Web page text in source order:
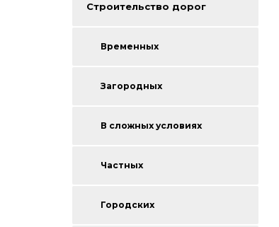
Строительство дорог
Временных
Загородных
В сложных условиях
Частных
Городских